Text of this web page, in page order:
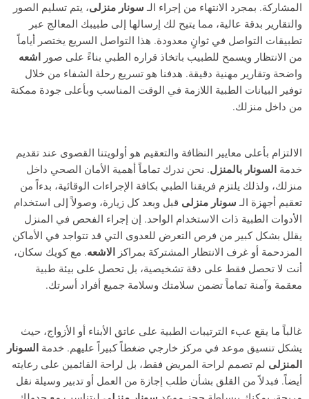
المشاركة. بمجرد الانتهاء من إجراء الـ سونار منزلى، يتم تسليم الصور
والتقارير بدقة عالية، مما يتيح لك إرسالها إلى طبيبك المعالج عبر
تطبيقات التواصل في ثوانٍ معدودة. هذا التواصل السريع يختصر أياماً
من الانتظار ويسمح للطبيب باتخاذ قراره الطبي بناءً على صور
اشعه
واضحة وتقارير مهنية دقيقة. هدفنا هو تسريع رحلة الشفاء من خلال
توفير البيانات الطبية اللازمة في الوقت المناسب وبأعلى جودة ممكنة
من داخل منزلك.
الالتزام بأعلى معايير النظافة والتعقيم هو أولويتنا القصوى عند تقديم
خدمة السونار بالمنزل. نحن ندرك تماماً أهمية الأمان الصحي داخل
منزلك، ولذلك يلتزم فريقنا الطبي بكافة الإجراءات الوقائية، بدءاً من
تعقيم أجهزة الـ سونار منزلى قبل وبعد كل زيارة، وصولاً إلى استخدام
الأدوات الطبية ذات الاستخدام الواحد. إن إجراء الفحص في المنزل
يقلل بشكل كبير من فرص التعرض للعدوى التي قد تتواجد في الأماكن
المزدحمة أو غرف الانتظار المشتركة بمراكز
الاشعه. مع كويك سكان،
أنت لا تحصل فقط على دقة تشخيصية، بل تحصل على بيئة طبية
معقمة وآمنة تماماً تضمن سلامتك وسلامة جميع أفراد أسرتك.
غالباً ما يقع عبء الترتيبات الطبية على عاتق الأبناء أو الأزواج، حيث
يشكل تنسيق موعد في مركز خارجي ضغطاً كبيراً عليهم. خدمة السونار
المنزلى لم تصمم لراحة المريض فقط، بل لراحة القائمين على رعايته
أيضاً. فبدلاً من القلق بشأن طلب إجازة من العمل أو تدبير وسيلة نقل